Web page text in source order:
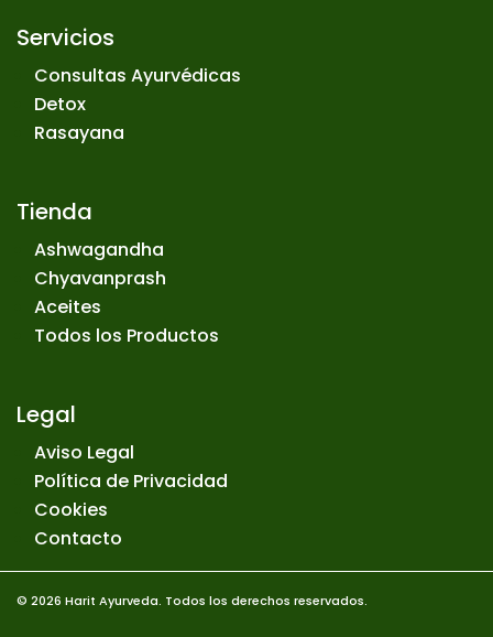
Servicios
Consultas Ayurvédicas
Detox
Rasayana
Tienda
Ashwagandha
Chyavanprash
Aceites
Todos los Productos
Legal
Aviso Legal
Política de Privacidad
Cookies
Contacto
© 2026 Harit Ayurveda. Todos los derechos reservados.